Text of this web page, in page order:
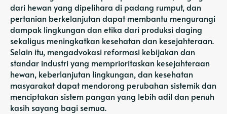
dari hewan yang dipelihara di padang rumput, dan
pertanian berkelanjutan dapat membantu mengurangi
dampak lingkungan dan etika dari produksi daging
sekaligus meningkatkan kesehatan dan kesejahteraan.
Selain itu, mengadvokasi reformasi kebijakan dan
standar industri yang memprioritaskan kesejahteraan
hewan, keberlanjutan lingkungan, dan kesehatan
masyarakat dapat mendorong perubahan sistemik dan
menciptakan sistem pangan yang lebih adil dan penuh
kasih sayang bagi semua.